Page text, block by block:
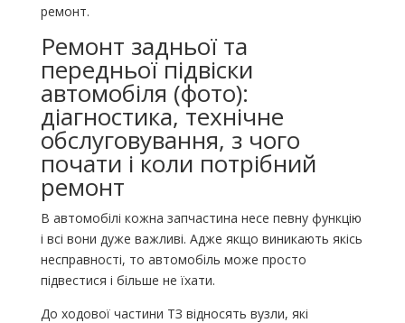
ремонт.
Ремонт задньої та
передньої підвіски
автомобіля (фото):
діагностика, технічне
обслуговування, з чого
почати і коли потрібний
ремонт
В автомобілі кожна запчастина несе певну функцію
і всі вони дуже важливі. Адже якщо виникають якісь
несправності, то автомобіль може просто
підвестися і більше не їхати.
До ходової частини ТЗ відносять вузли, які